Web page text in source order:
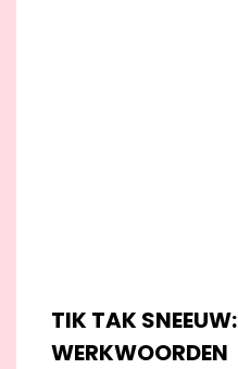
TIK TAK SNEEUW:
WERKWOORDEN